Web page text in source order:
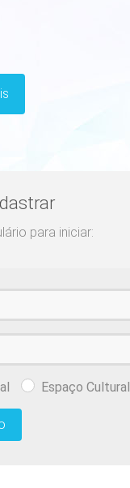
para iniciar:
Espaço Cultural